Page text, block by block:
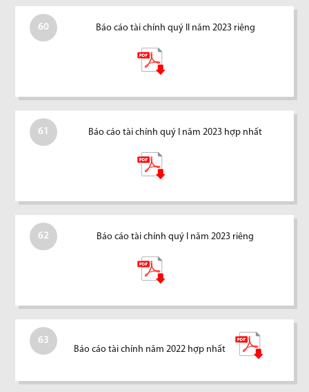
60 Báo cáo tài chính quý II năm 2023 riêng
61 Báo cáo tài chính quý I năm 2023 hợp nhất
62 Báo cáo tài chính quý I năm 2023 riêng
63
Báo cáo tài chính năm 2022 hợp nhất